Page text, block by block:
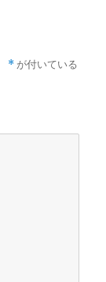
* が付いている